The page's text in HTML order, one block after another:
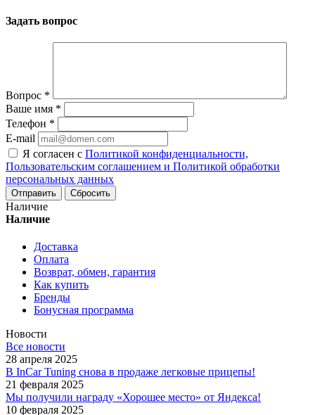
Задать вопрос
Вопрос *
Ваше имя *
Телефон *
E-mail
Я согласен с Политикой конфиденциальности,
Пользовательским соглашением и Политикой обработки
персональных данных
Сбросить
Наличие
Наличие
Доставка
Оплата
Возврат, обмен, гарантия
Как купить
Бренды
Бонусная программа
Новости
Все новости
28 апреля 2025
В InCar Tuning снова в продаже легковые прицепы!
21 февраля 2025
Мы получили награду «Хорошее место» от Яндекса!
10 февраля 2025